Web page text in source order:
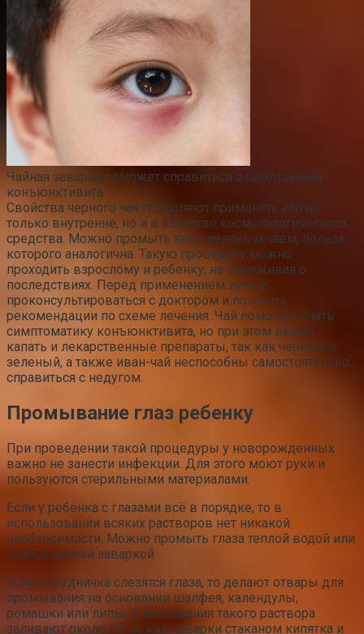
Чайная заварка поможет справиться с симптомами
конъюнктивита.
Свойства черного чая позволяют применять его не
только внутренне, но и в качестве косметологического
средства. Можно промыть веки зеленым чаем, польза
которого аналогична. Такую процедуру можно
проходить взрослому и ребенку, не переживая о
последствиях. Перед применением лучше
проконсультироваться с доктором и получить
рекомендации по схеме лечения. Чай помогает снять
симптоматику конъюнктивита, но при этом важно
капать и лекарственные препараты, так как черный и
зеленый, а также иван-чай неспособны самостоятельно
справиться с недугом.
Промывание глаз ребенку
При проведении такой процедуры у новорожденных
важно не занести инфекции. Для этого моют руки и
пользуются стерильными материалами.
Если у ребенка с глазами всё в порядке, то в
использовании всяких растворов нет никакой
необходимости. Можно промыть глаза теплой водой или
слабой чайной заваркой.
Если у грудничка слезятся глаза, то делают отвары для
промывания на основании шалфея, календулы,
ромашки или липы. Для создания такого раствора
заливают около 1,5 ложки заварки стаканом кипятка и